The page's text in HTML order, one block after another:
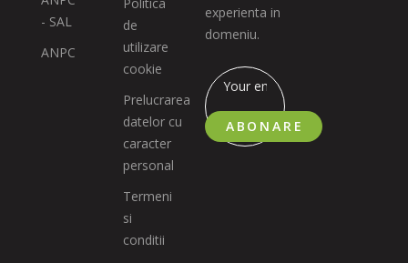
- SAL
ANPC
de
utilizare
cookie
Prelucrarea
datelor cu
caracter
personal
Termeni
si
conditii
experienta in
domeniu.
ABONARE